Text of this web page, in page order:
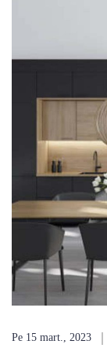
Pe 15 mart., 2023